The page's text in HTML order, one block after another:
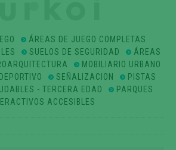
ÁREAS DE JUEGO COMPLETAS
SUELOS DE SEGURIDAD
ÁREAS
MOBILIARIO URBANO
SEÑALIZACION
PISTAS
- TERCERA EDAD
PARQUES
ACCESIBLES